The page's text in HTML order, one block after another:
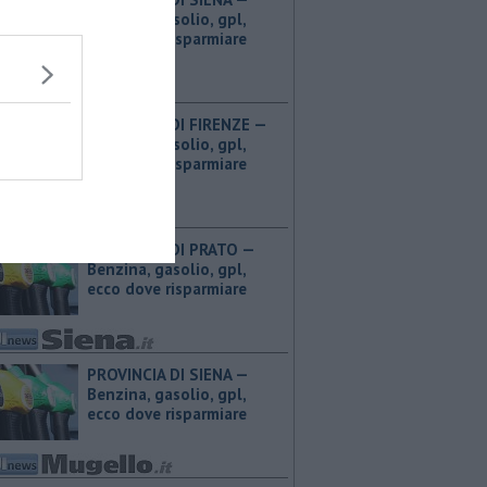
Benzina, gasolio, gpl,
ecco dove risparmiare
PROVINCIA DI FIRENZE — ​
Benzina, gasolio, gpl,
ecco dove risparmiare
PROVINCIA DI PRATO — ​
Benzina, gasolio, gpl,
ecco dove risparmiare
PROVINCIA DI SIENA — ​
Benzina, gasolio, gpl,
ecco dove risparmiare